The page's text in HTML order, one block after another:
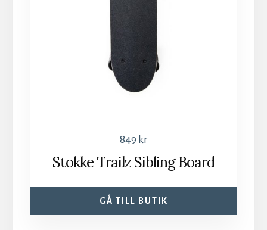
849 kr
Stokke Trailz Sibling Board
GÅ TILL BUTIK